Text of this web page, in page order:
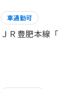
車通勤可
ＪＲ豊肥本線「